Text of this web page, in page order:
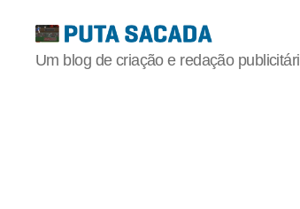
Putasacada
Um blog de criação e redação